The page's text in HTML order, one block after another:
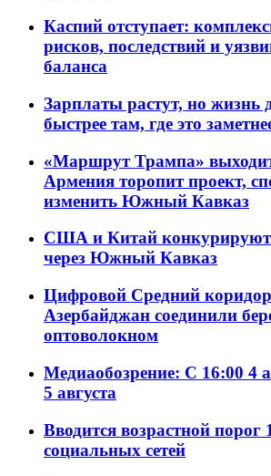
Каспий отступает:
рисков, последствий и
баланса
Зарплаты растут, но жизнь
быстрее там, где это
«Маршрут Трампа»
Армения торопит проект,
изменить Южный Кавказ
США и Китай
через Южный Кавказ
Цифровой Средний
Азербайджан соединили
оптоволокном
Медиаобозрение: С 16:00 4
5 августа
Вводится возрастной порог
социальных сетей